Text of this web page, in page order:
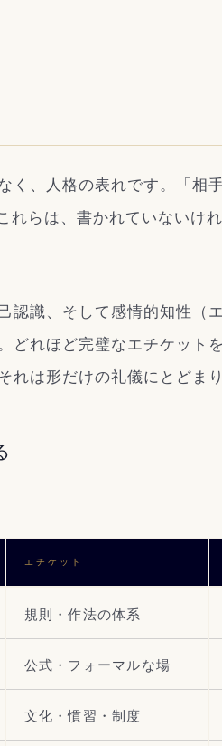
く、人格の表れです。「相
らは、書かれていないけ
認識、そして感情的知性（
どれほど完璧なエチケット
れは形だけの礼儀にとどまり
エチケット
規則・作法の体系
公式・フォーマルな場
文化・慣習・制度